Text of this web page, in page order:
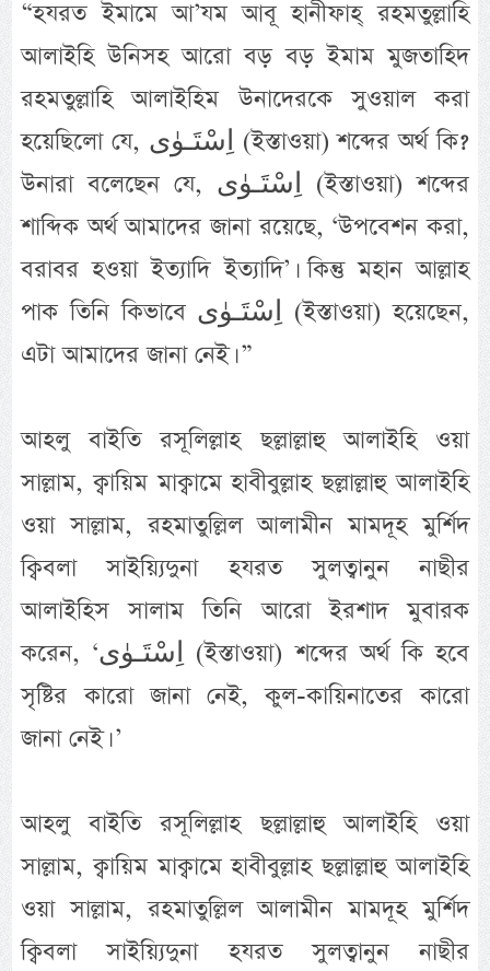
“হযরত ইমামে আ’যম আবূ হানীফাহ্ রহমতুল্লাহি
আলাইহি উনিসহ আরো বড় বড় ইমাম মুজতাহিদ
রহমতুল্লাহি আলাইহিম উনাদেরকে সুওয়াল করা
হয়েছিলো যে, اِسْتَـوٰى (ইস্তাওয়া) শব্দের অর্থ কি?
উনারা বলেছেন যে, اِسْتَـوٰى (ইস্তাওয়া) শব্দের
শাব্দিক অর্থ আমাদের জানা রয়েছে, ‘উপবেশন করা,
বরাবর হওয়া ইত্যাদি ইত্যাদি’। কিন্তু মহান আল্লাহ
পাক তিনি কিভাবে اِسْتَـوٰى (ইস্তাওয়া) হয়েছেন,
এটা আমাদের জানা নেই। ”
আহলু বাইতি রসূলিল্লাহ ছল্লাল্লাহু আলাইহি ওয়া
সাল্লাম, ক্বায়িম মাক্বামে হাবীবুল্লাহ ছল্লাল্লাহু আলাইহি
ওয়া সাল্লাম, রহমাতুল্লিল আলামীন মামদূহ মুর্শিদ
ক্বিবলা সাইয়্যিদুনা হযরত সুলত্বানুন নাছীর
আলাইহিস সালাম তিনি আরো ইরশাদ মুবারক
করেন, ‘اِسْتَـوٰى (ইস্তাওয়া) শব্দের অর্থ কি হবে
সৃষ্টির কারো জানা নেই, কুল-কায়িনাতের কারো
জানা নেই। ’
আহলু বাইতি রসূলিল্লাহ ছল্লাল্লাহু আলাইহি ওয়া
সাল্লাম, ক্বায়িম মাক্বামে হাবীবুল্লাহ ছল্লাল্লাহু আলাইহি
ওয়া সাল্লাম, রহমাতুল্লিল আলামীন মামদূহ মুর্শিদ
ক্বিবলা সাইয়্যিদুনা হযরত সুলত্বানুন নাছীর